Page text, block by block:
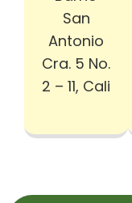
San
Antonio
Cra. 5 No.
2 – 11, Cali